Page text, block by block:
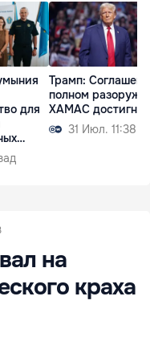
для
Трамп:
полном
ХАМАС
31 Июл. 11:38
на
краха